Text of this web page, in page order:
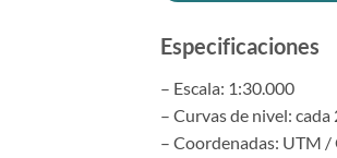
Especificaciones
– Escala: 1:30.000
– Curvas de nivel: cada
– Coordenadas: UTM